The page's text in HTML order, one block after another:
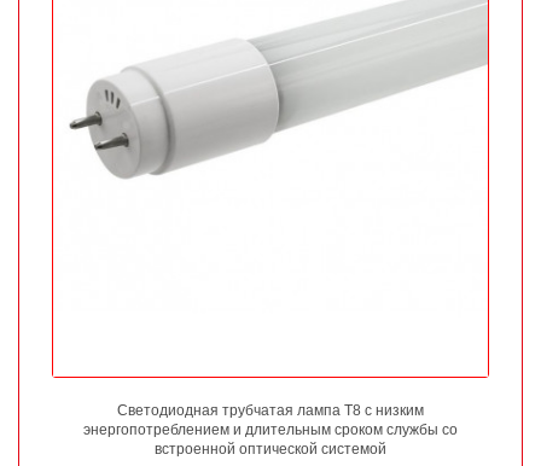
Светодиодная трубчатая лампа Т8 с низким
энергопотреблением и длительным сроком службы со
встроенной оптической системой